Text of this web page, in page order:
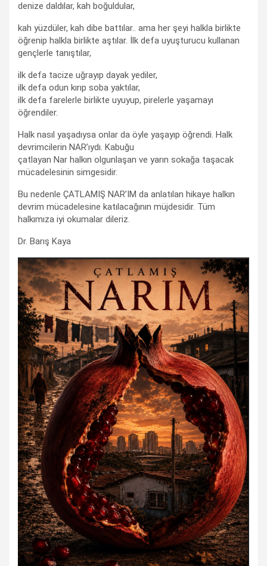
denize daldılar, kah boğuldular,
kah yüzdüler, kah dibe battılar.. ama her şeyi halkla birlikte
öğrenip halkla birlikte aştılar. İlk defa uyuşturucu kullanan
gençlerle tanıştılar,
ilk defa tacize uğrayıp dayak yediler,
ilk defa odun kırıp soba yaktılar,
ilk defa farelerle birlikte uyuyup, pirelerle yaşamayı
öğrendiler.
Halk nasıl yaşadıysa onlar da öyle yaşayıp öğrendi. Halk
devrimcilerin NAR’ıydı. Kabuğu
çatlayan Nar halkın olgunlaşan ve yarın sokağa taşacak
mücadelesinin simgesidir.
Bu nedenle ÇATLAMIŞ NAR’IM da anlatılan hikaye halkın
devrim mücadelesine katılacağının müjdesidir. Tüm
halkımıza iyi okumalar dileriz.
Dr. Barış Kaya